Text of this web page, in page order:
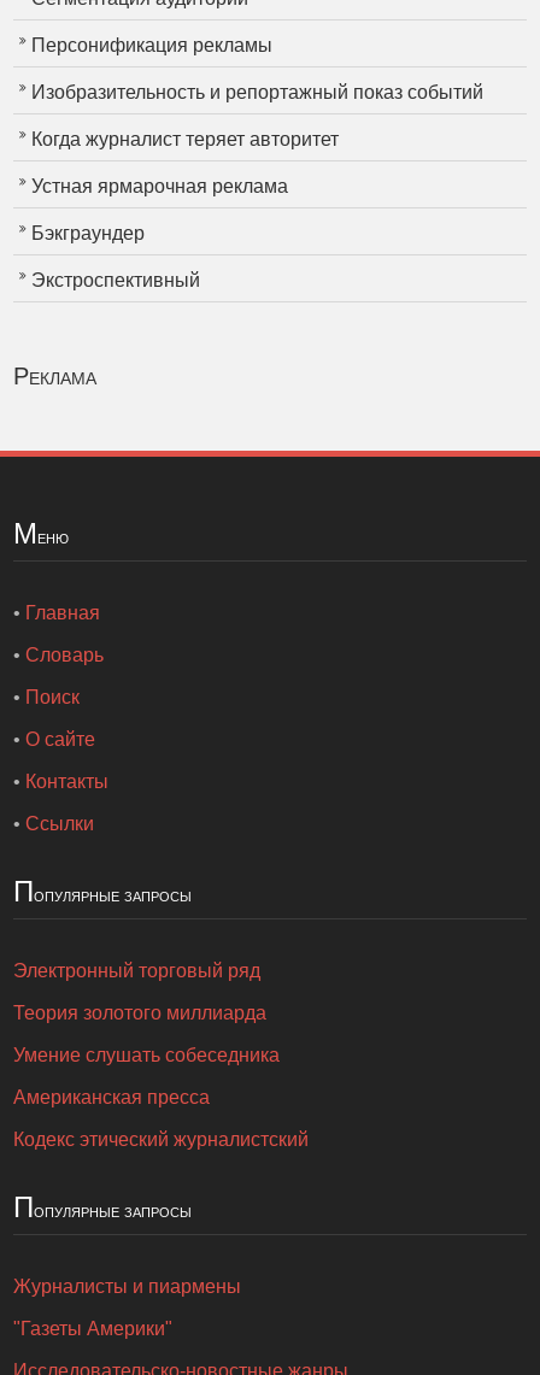
Персонификация рекламы
Изобразительность и репортажный показ событий
Когда журналист теряет авторитет
Устная ярмарочная реклама
Бэкграундер
Экстроспективный
Реклама
Меню
• Главная
•Словарь
• Поиск
•О сайте
• Контакты
•Ссылки
Популярные запросы
Электронный торговый ряд
Теория золотого миллиарда
Умение слушать собеседника
Американская пресса
Кодекс этический журналистский
Популярные запросы
Журналисты и пиармены
"Газеты Америки"
Исследовательско-новостные жанры